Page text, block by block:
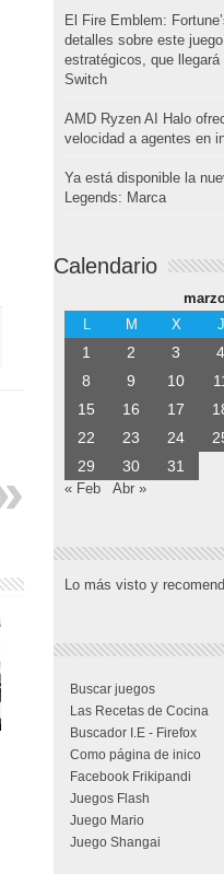
El Fire Emblem:
detalles sobre este
estratégicos, que
Switch
AMD Ryzen AI Halo
velocidad a agentes en
Ya está disponible la
Legends: Marca
Calendario
L
M X J
1 2 3 4
8
9 10
15
16 17
22
23 24
29
30 31
« Feb Abr »
Lo más visto y
Buscar juegos
Las Recetas de Cocina
Buscador I.E - Firefox
Como página de inico
Facebook Frikipandi
Juegos Flash
Juego Mario
Juego Shangai